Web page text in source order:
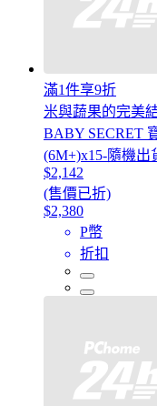
滿1件享9折
米與蔬果的完美
BABY SECRET
(6M+)x15-隨機出
$2,142
(售價已折)
$2,380
P幣
折扣